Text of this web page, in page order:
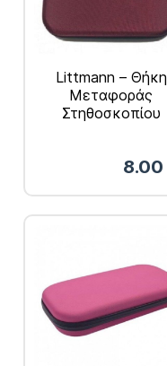
Littmann – Θήκη
Μεταφοράς
Στηθοσκοπίου
8.00